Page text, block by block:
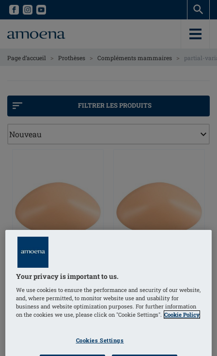
Skip
content
Skip
content
Page d’accueil > Prothèses > Compléments mammaires > partial-
FILTRER LES PRODUITS
Balance Contact SV 286-
Balance Natura SV 285-
Your privacy is important to us.
We use cookies to ensure the performance and security of our website,
and, where permitted, to monitor website use and usability for
business and website optimization purposes. For further information
on the cookies we use, please click on "Cookie Settings". Cookie Policy
Cookies Settings